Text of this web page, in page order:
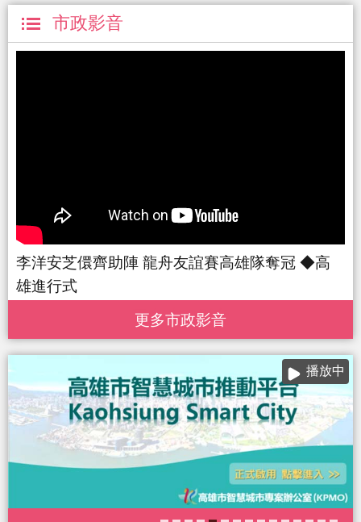
市政影音
李洋安芝儇齊助陣 龍舟友誼賽高雄隊奪冠 ◆高
雄進行式
更多 市政影音
播放中